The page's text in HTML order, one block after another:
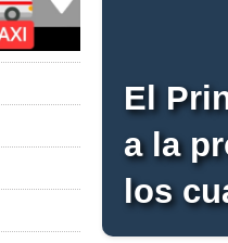
El
a la
los